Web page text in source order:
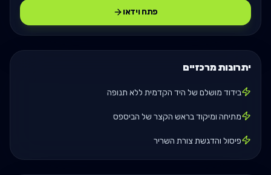
פתח וידאו
יתרונות מרכזיים
בידוד מושלם של היד הקדמית ללא תנופה
מתיחה ומיקוד בראש הקצר של הביספס
פיסול והדגשת צורת השריר